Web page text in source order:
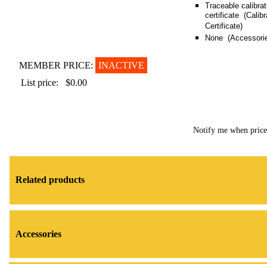
Traceable
certificate
Certificate)
None
MEMBER PRICE: INACTIVE
List price:
$0.00
Notify me when
Related products
Accessories